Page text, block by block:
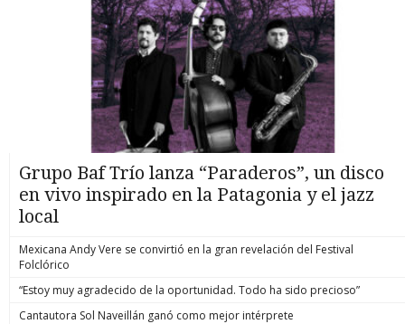
Grupo Baf Trío lanza “Paraderos”, un disco
en vivo inspirado en la Patagonia y el jazz
local
Mexicana Andy Vere se convirtió en la gran revelación del Festival
Folclórico
“Estoy muy agradecido de la oportunidad. Todo ha sido precioso”
Cantautora Sol Naveillán ganó como mejor intérprete